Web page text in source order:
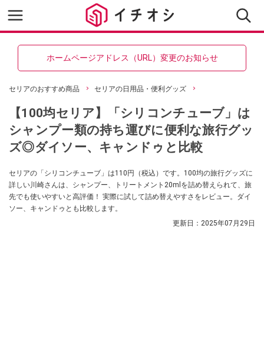
ホームページアドレス（URL）変更のお知らせ
セリアのおすすめ商品 セリアの日用品・便利グッズ
【100均セリア】「シリコンチューブ」は
シャンプー類の持ち運びに便利な旅行グッ
ズ◎ダイソー、キャンドゥと比較
セリアの「シリコンチューブ」は110円（税込）です。100均の旅行グッズに
詳しい川崎さんは、シャンプー、トリートメント20mlを詰め替えられて、旅
先でも使いやすいと高評価！ 実際に試して詰め替えやすさをレビュー。ダイ
ソー、キャンドゥとも比較します。
更新日： 2025年07月29日